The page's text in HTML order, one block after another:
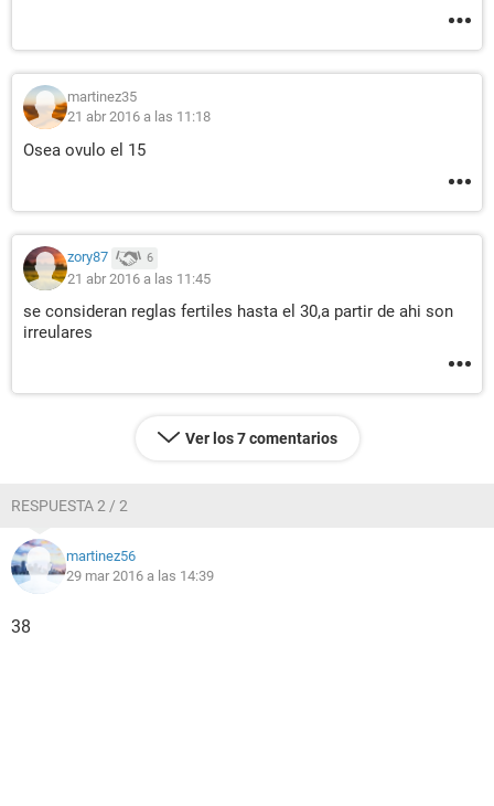
martinez35
21 abr 2016 a las 11:18
Osea ovulo el 15
zory87 6
21 abr 2016 a las 11:45
se consideran reglas fertiles hasta el 30,a partir de ahi son
irreulares
Ver los 7 comentarios
RESPUESTA 2 / 2
martinez56
29 mar 2016 a las 14:39
38